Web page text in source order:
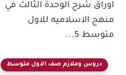
اوراق شرح الوحدة الثالث في
منهج الاسلاميه للاول
متوسط 5...
دروس وملازم صف الاول متوسط